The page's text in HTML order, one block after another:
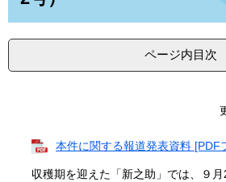
ページ内目次
本件に関する報道発表資料 [PDF
収穫期を迎えた「新之助」では、９